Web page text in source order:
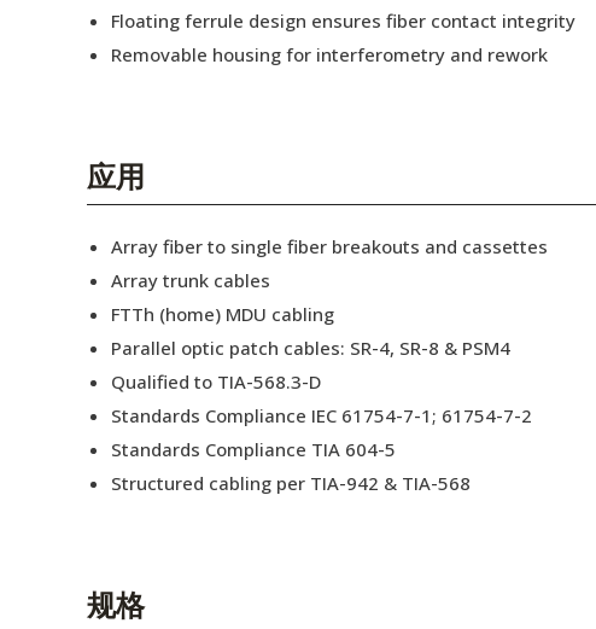
工作机会
Floating ferrule design ensures fiber contact integrity
Removable housing for interferometry and rework
应用
Array fiber to single fiber breakouts and cassettes
Array trunk cables
FTTh (home) MDU cabling
Parallel optic patch cables: SR-4, SR-8 & PSM4
Qualified to TIA-568.3-D
Standards Compliance IEC 61754-7-1; 61754-7-2
Standards Compliance TIA 604-5
Structured cabling per TIA-942 & TIA-568
规格